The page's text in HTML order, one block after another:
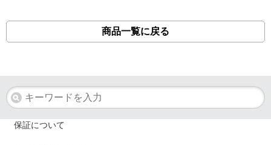
商品一覧に戻る
保証について